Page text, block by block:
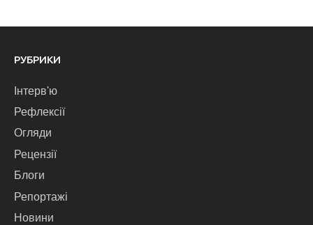
РУБРИКИ
Інтерв'ю
Рефлексії
Огляди
Рецензії
Блоги
Репортажі
Новини